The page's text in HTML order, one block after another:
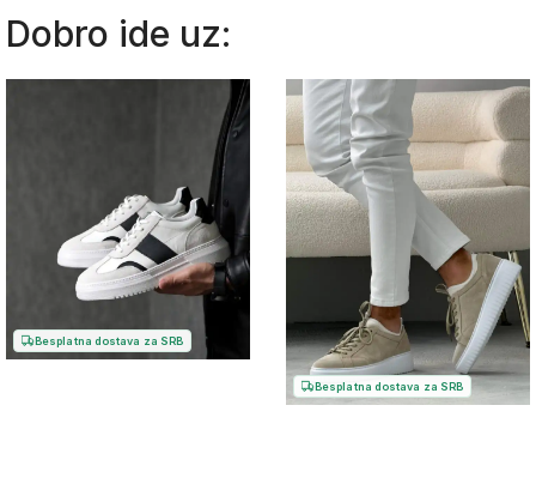
Dobro ide uz:
Besplatna dostava za SRB
Besplatna dostava za SRB